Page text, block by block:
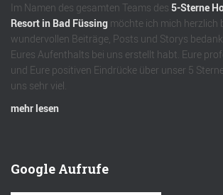
Im Namen des gesamten Teams des 5-Sterne
Resort in Bad Füssing möchte ich mich herzlich
wundervollen Beiträge, Posts und Storys
Eures Aufenthalts bei uns erstellt habt. Eure
und Eure positiven Eindrücke über unser 5
uns sehr viel.
mehr lesen
Google Aufrufe